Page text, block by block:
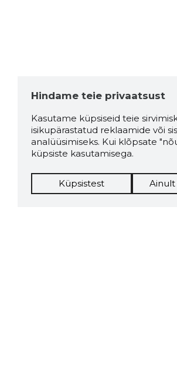
Hindame teie privaatsust
Kasutame küpsiseid teie
isikupärastatud reklaamide või
analüüsimiseks. Kui klõpsate
küpsiste kasutamisega.
Küpsistest Ainult